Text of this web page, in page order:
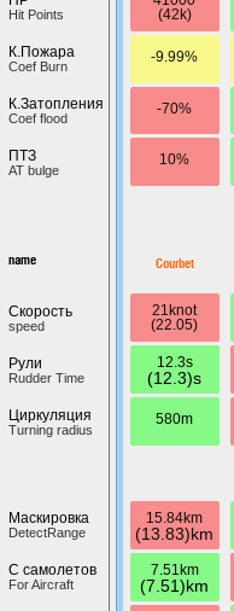
Hit Points
К.Пожара
Coef Burn
К.Затопления
Coef flood
ПТЗ
AT bulge
name
Скорость
speed
Рули
Rudder Time
Циркуляция
Turning radius
Маскировка
DetectRange
С самолетов
For Aircraft
(42k)
-9.99%
-70%
10%
Courbet
21knot
(22.05)
12.3s
(12.3)s
580m
15.84km
(13.83)km
7.51km
(7.51)km